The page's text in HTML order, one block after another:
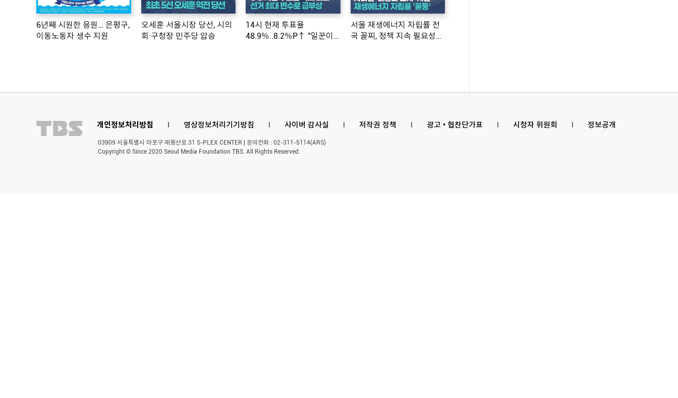
6년째 시원한 응원… 은평구,
이동노동자 생수 지원
오세훈 서울시장 당선, 시의
회·구청장 민주당 압승
14시 현재 투표율
48.9％..8.2％P↑ "일꾼이
서울 재생에너지 자립률 전
국 꼴찌, 정책 지속 필요성
개인정보처리방침 l 영상정보처리기기방침 l 사이버 감사실 l 저작권 정책 l 광고 • 협찬단가표 l 시청자 위원회 l 정보공개
03909 서울특별시 마포구 매봉산로 31 S-PLEX CENTER | 문의전화 : 02-311-5114(ARS)
Copyright © Since 2020 Seoul Media Foundation TBS. All Rights Reserved.